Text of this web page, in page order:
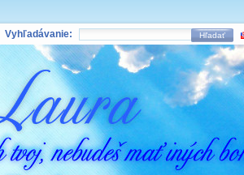
Vyhľadávanie: Hľadať